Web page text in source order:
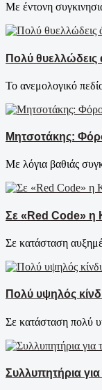
Με έντονη
Πολύ θυελλώδεις
Το ανεμολογικό
Μητσοτάκης:
Με λόγια βαθιάς
Σε «Red Code» η
Σε κατάσταση
Πολύ υψηλός
Σε κατάσταση πολύ
Συλλυπητήρια